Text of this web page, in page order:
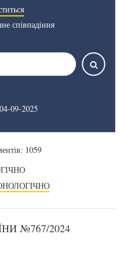
співпадіння
1059
№767/2024